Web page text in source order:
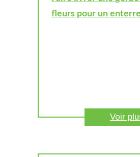
fleurs pour un
Voir